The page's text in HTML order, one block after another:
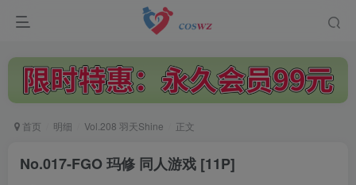
首页 明细 Vol.208 羽天Shine 正文
No.017-FGO 玛修 同人游戏 [11P]